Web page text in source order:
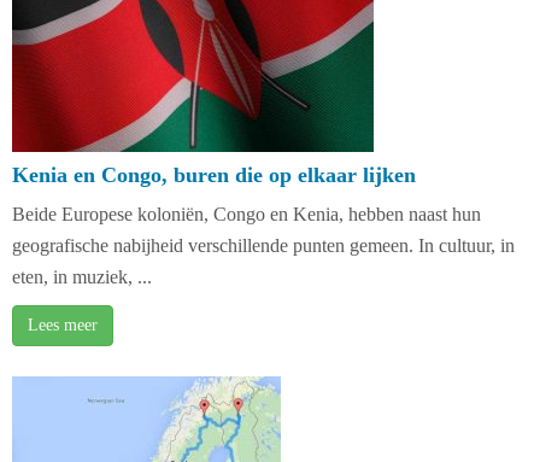
Kenia en Congo, buren die op elkaar lijken
Beide Europese koloniën, Congo en Kenia, hebben naast hun
geografische nabijheid verschillende punten gemeen. In cultuur, in
eten, in muziek, ...
Lees meer